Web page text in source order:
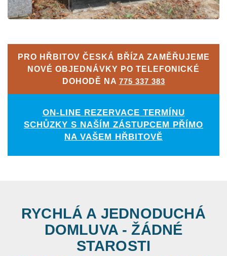
PRO HŘBITOV ČESKÁ BŘÍZA ZAMĚŘUJEME
NOVÉ OBJEDNÁVKY PO TELEFONICKÉ
DOHODĚ NA 775 337 383
ON-LINE REZERVACE TERMÍNU
SCHŮZKY S NAŠÍM ZÁSTUPCEM PŘÍMO
NA VAŠEM HŘBITOVĚ
RYCHLÁ A JEDNODUCHÁ
DOMLUVA - ŽÁDNÉ
STAROSTI